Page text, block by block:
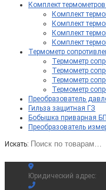
Комплект
Комплект
Комплект
Комплект
Комплект
Термометр
Термометр
Термометр
Термометр
Термометр
Преобразователь
Гильза защитная ГЗ
Бобышка приварная БП
Преобразователь
Искать:
Юридический адрес: